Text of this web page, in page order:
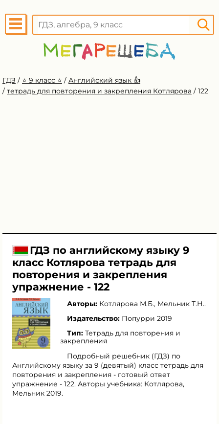
ГДЗ / ⭐️ 9 класс ⭐️ / Английский язык 👍
/ тетрадь для повторения и закрепления Котлярова / 122
ГДЗ по английскому языку 9
класс Котлярова тетрадь для
повторения и закрепления
упражнение - 122
Авторы: Котлярова М.Б., Мельник Т.Н..
Издательство: Попурри 2019
Тип: Тетрадь для повторения и
закрепления
Подробный решебник (ГДЗ) по
Английскому языку за 9 (девятый) класс тетрадь для
повторения и закрепления - готовый ответ
упражнение - 122. Авторы учебника: Котлярова,
Мельник 2019.